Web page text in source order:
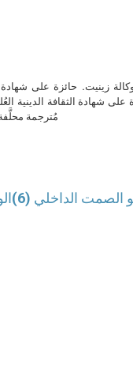
زينيت. حائزة على
شهادة الثقافة الدينية
مُترجمة محلَّفة
الصمت الداخلي (6)